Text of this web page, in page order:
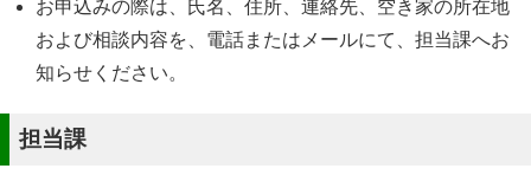
お申込みの際は、氏名、住所、連絡先、空き家の所在地
および相談内容を、電話またはメールにて、担当課へお
知らせください。
担当課